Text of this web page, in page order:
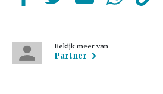
Bekijk meer van
Partner